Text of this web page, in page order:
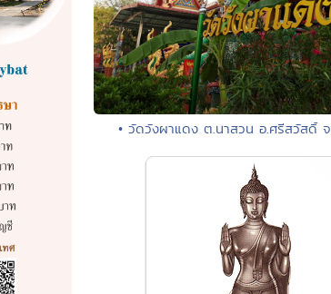
• วัดวังผาแดง ต.นาสวน อ.ศรีสวัสดิ์